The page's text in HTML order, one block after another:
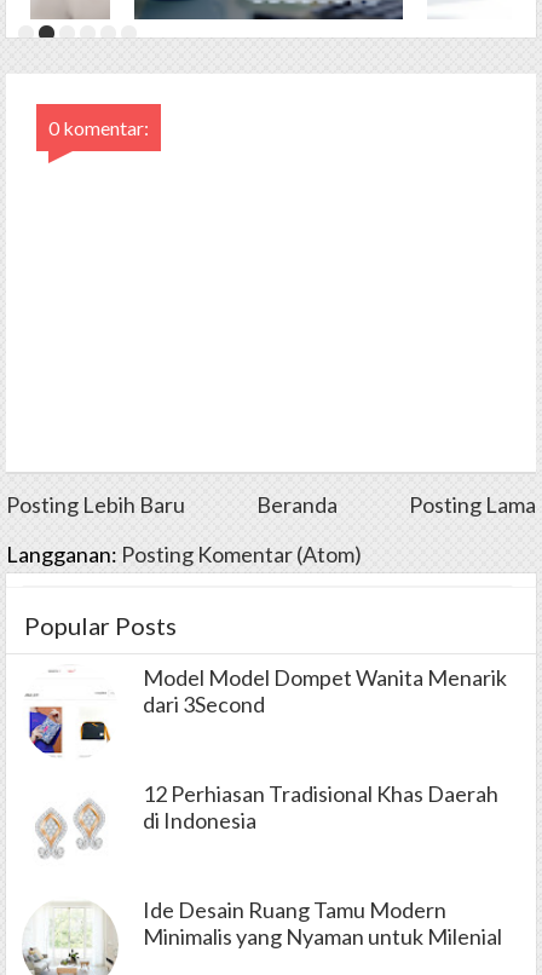
0 komentar:
Posting Lebih Baru Beranda
Posting Lama
Langganan: Posting Komentar (Atom)
Popular Posts
Model Model Dompet Wanita Menarik
dari 3Second
12 Perhiasan Tradisional Khas Daerah
di Indonesia
Ide Desain Ruang Tamu Modern
Minimalis yang Nyaman untuk Milenial